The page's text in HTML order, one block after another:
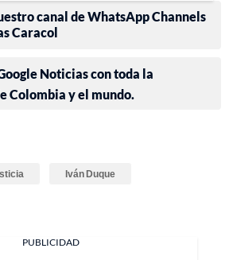
canal de WhatsApp Channels
Caracol
Noticias con toda la
Colombia y el mundo.
Iván Duque
PUBLICIDAD